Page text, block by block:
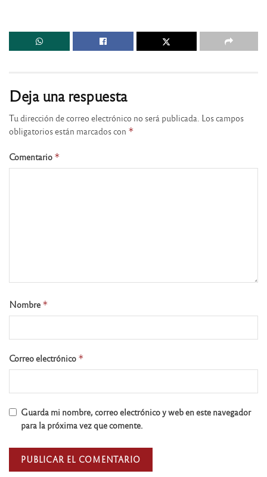
Deja una respuesta
Tu dirección de correo electrónico no será publicada. Los campos
obligatorios están marcados con *
Comentario *
Nombre *
Correo electrónico *
Guarda mi nombre, correo electrónico y web en este navegador
para la próxima vez que comente.